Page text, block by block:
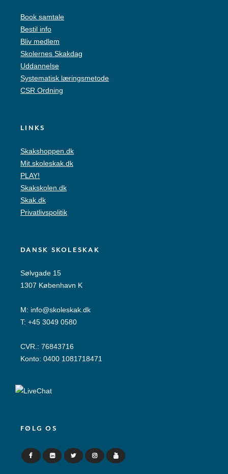
Book samtale
Bestil info
Bliv medlem
Skolernes Skakdag
Uddannelse
Systematisk læringsmetode
CSR Ordning
LINKS
Skakshoppen.dk
Mit.skoleskak.dk
PLAY!
Skakskolen.dk
Skak.dk
Privatlivspolitik
DANSK SKOLESKAK
Sølvgade 15
1307 København K
M: info@skoleskak.dk
T: +45 3049 0580
CVR.: 76843716
Konto: 0400 1081718471
FØLG OS